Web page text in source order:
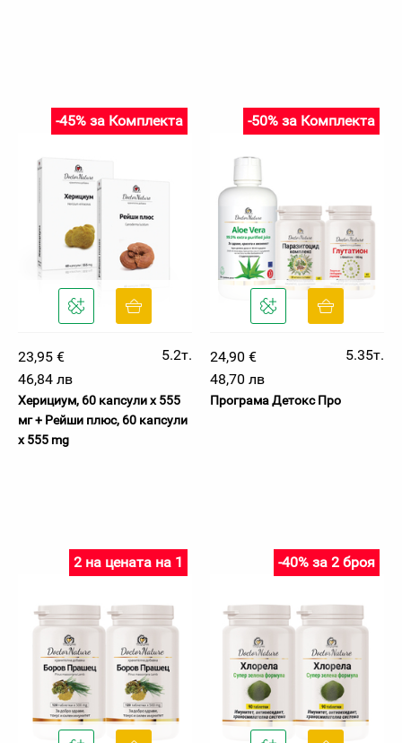
-45% за Комплекта
23,95 €
5.2т.
46,84 лв
Херициум, 60 капсули х 555
мг + Рейши плюс, 60 капсули
x 555 mg
-50% за Комплекта
24,90 €
5.35т.
48,70 лв
Програма Детокс Про
2 на цената на 1 -40% за 2 броя